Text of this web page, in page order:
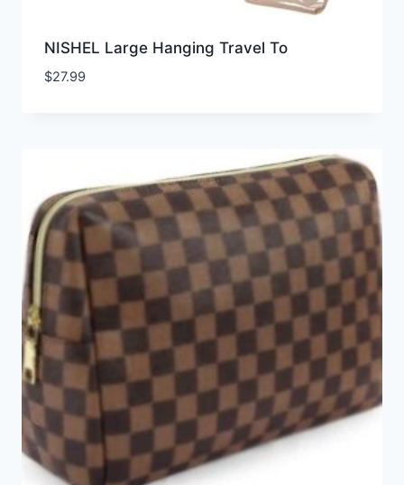
NISHEL Large Hanging Travel To
$27.99